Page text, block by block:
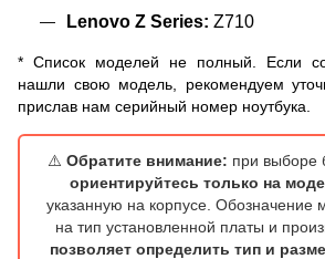
Lenovo Z Series: Z710
* Список моделей не полный. Если
нашли свою модель, рекомендуем
прислав нам серийный номер ноутбука.
⚠️ Обратите внимание: при выборе
ориентируйтесь только на
указанную на корпусе. Обозначение
на тип установленной платы и
позволяет определить тип и